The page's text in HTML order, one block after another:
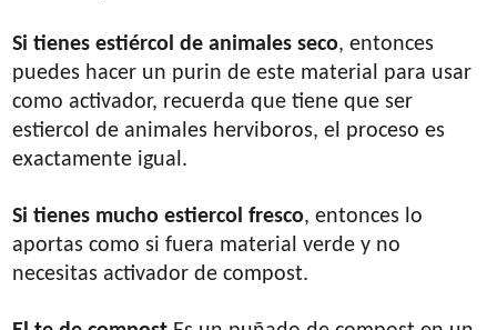
Si tienes estiércol de animales seco, entonces
puedes hacer un purin de este material para usar
como activador, recuerda que tiene que ser
estiercol de animales herviboros, el proceso es
exactamente igual.
Si tienes mucho estiercol fresco, entonces lo
aportas como si fuera material verde y no
necesitas activador de compost.